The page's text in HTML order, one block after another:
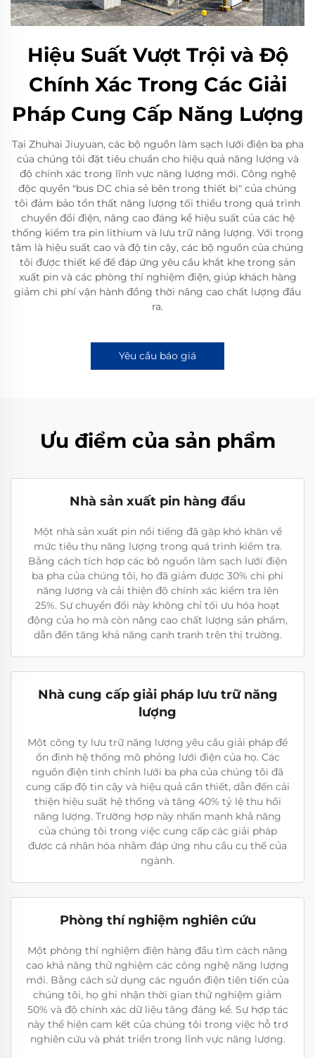
Hiệu Suất Vượt Trội và Độ
Chính Xác Trong Các Giải
Pháp Cung Cấp Năng Lượng
Tại Zhuhai Jiuyuan, các bộ nguồn làm sạch lưới điện ba pha
của chúng tôi đặt tiêu chuẩn cho hiệu quả năng lượng và
độ chính xác trong lĩnh vực năng lượng mới. Công nghệ
độc quyền "bus DC chia sẻ bên trong thiết bị" của chúng
tôi đảm bảo tổn thất năng lượng tối thiểu trong quá trình
chuyển đổi điện, nâng cao đáng kể hiệu suất của các hệ
thống kiểm tra pin lithium và lưu trữ năng lượng. Với trọng
tâm là hiệu suất cao và độ tin cậy, các bộ nguồn của chúng
tôi được thiết kế để đáp ứng yêu cầu khắt khe trong sản
xuất pin và các phòng thí nghiệm điện, giúp khách hàng
giảm chi phí vận hành đồng thời nâng cao chất lượng đầu
ra.
Yêu cầu báo giá
Ưu điểm của sản phẩm
Nhà sản xuất pin hàng đầu
Một nhà sản xuất pin nổi tiếng đã gặp khó khăn về
mức tiêu thụ năng lượng trong quá trình kiểm tra.
Bằng cách tích hợp các bộ nguồn làm sạch lưới điện
ba pha của chúng tôi, họ đã giảm được 30% chi phí
năng lượng và cải thiện độ chính xác kiểm tra lên
25%. Sự chuyển đổi này không chỉ tối ưu hóa hoạt
động của họ mà còn nâng cao chất lượng sản phẩm,
dẫn đến tăng khả năng cạnh tranh trên thị trường.
Nhà cung cấp giải pháp lưu trữ năng
lượng
Một công ty lưu trữ năng lượng yêu cầu giải pháp để
ổn định hệ thống mô phỏng lưới điện của họ. Các
nguồn điện tinh chỉnh lưới ba pha của chúng tôi đã
cung cấp độ tin cậy và hiệu quả cần thiết, dẫn đến cải
thiện hiệu suất hệ thống và tăng 40% tỷ lệ thu hồi
năng lượng. Trường hợp này nhấn mạnh khả năng
của chúng tôi trong việc cung cấp các giải pháp
được cá nhân hóa nhằm đáp ứng nhu cầu cụ thể của
ngành.
Phòng thí nghiệm nghiên cứu
Một phòng thí nghiệm điện hàng đầu tìm cách nâng
cao khả năng thử nghiệm các công nghệ năng lượng
mới. Bằng cách sử dụng các nguồn điện tiên tiến của
chúng tôi, họ ghi nhận thời gian thử nghiệm giảm
50% và độ chính xác dữ liệu tăng đáng kể. Sự hợp tác
này thể hiện cam kết của chúng tôi trong việc hỗ trợ
nghiên cứu và phát triển trong lĩnh vực năng lượng.